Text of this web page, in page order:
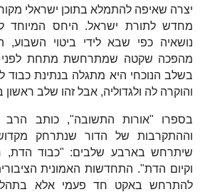
יצרה שאיפה להתמלא בתוכן ישראלי
מחדש לתורת ישראל. היחס המיוחד
נושאיה כפי שבא לידי ביטוי
מהפכה שקטה שמתרחשת מתחת לפני
בשלב הנוכחי היא מתגלה בנתינת כבוד
והוקרה לה ולגדוליה, אבל זהו שלב ראשון
בספרו "אורות התשובה", כותב
וההתקרבות של הדור שנתרחק
שיתרחש בארבע שלבים: "כבוד
וקיום הדת". התחדשות האמונית
להתרחש באקט חד פעמי אלא